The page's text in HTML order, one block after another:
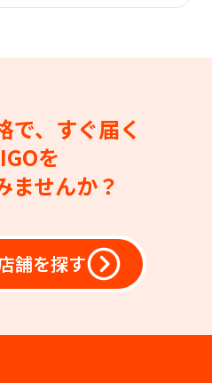
で、すぐ届く
を
ませんか？
舗を探す